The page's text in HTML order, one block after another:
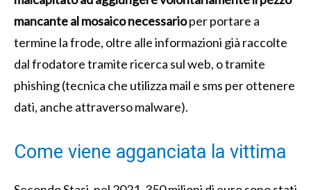
mancante al mosaico necessarioper portare a
termine la frode, oltre alle informazioni già raccolte
dal frodatore tramite ricerca sul web, o tramite
phishing (tecnica che utilizza mail e sms per ottenere
dati, anche attraverso malware).
Come viene agganciata la vittima